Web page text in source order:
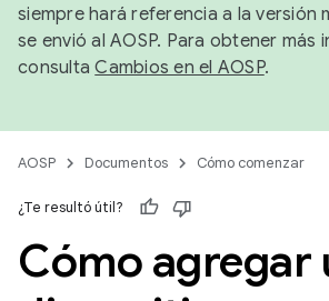
siempre hará referencia a la versión
se envió al AOSP. Para obtener más
consultaCambios en el AOSP.
AOSP Documentos Cómo comenzar
¿Te resultó útil?
Cómo agregar